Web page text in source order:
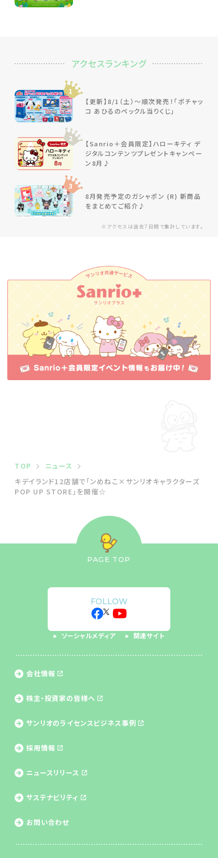
※アクセスは過去7日間で集計しています。
アクセスランキング
1
【更新】8/1（土）～順次発売！「ポチャッ
コ あひるのペックル当りくじ」
2
【Sanrio＋会員限定】ハローキティ デ
ジタルコンテンツプレゼントキャンペー
ン8月♪
3
8月発売予定のガシャポン (R) 新商品
をまとめてご紹介♪
TOP
ニュース
キデイランド12店舗で「ンめねこ×サンリオキャラクターズ
POP UP STORE」を開催☆
PAGE TOP
FOLLOW
ソーシャルメディア 関連サイト
会社情報
株主・投資家の皆様へ
サンリオのライセンスビジネス事例
採用情報
ニュースリリース
サステナビリティ
お問い合わせ